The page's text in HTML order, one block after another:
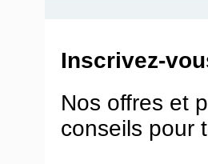
Inscrivez-
Nos offres et
conseils pour